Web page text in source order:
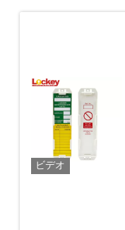
ビデオ